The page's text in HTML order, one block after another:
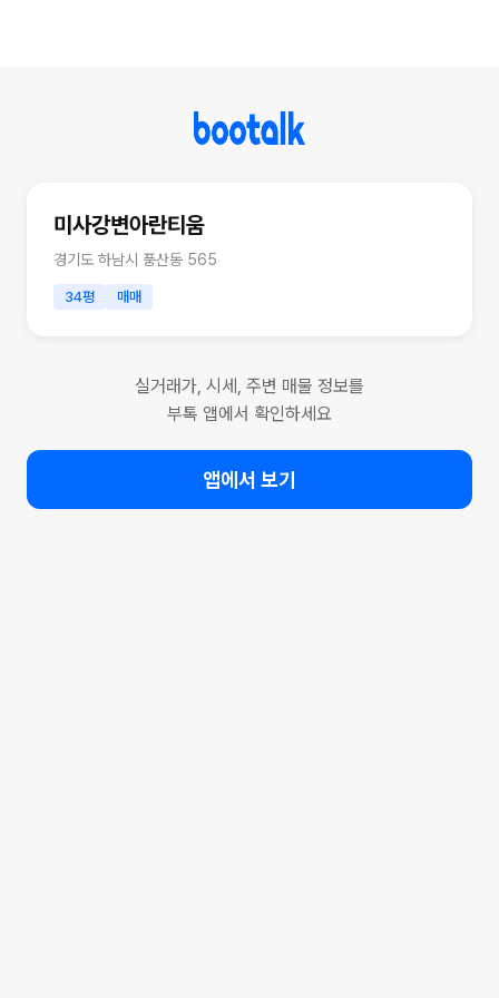
미사강변아란티움
경기도 하남시 풍산동 565
34평 매매
실거래가, 시세, 주변 매물 정보를
부톡 앱에서 확인하세요
앱에서 보기